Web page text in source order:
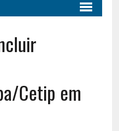
Cetip em